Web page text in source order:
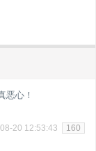
恶心！
20 12:53:43 160